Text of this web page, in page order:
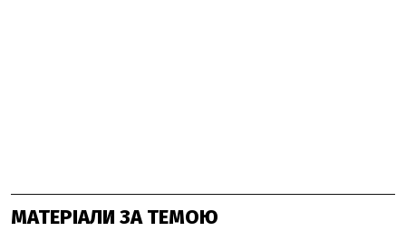
МАТЕРІАЛИ ЗА ТЕМОЮ